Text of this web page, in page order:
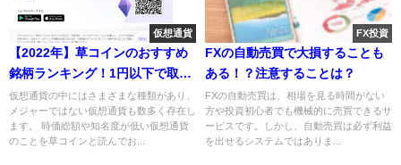
仮想通貨
【2022年】草コインのおすすめ
銘柄ランキング！1円以下で取引
できる仮想通貨や見つけ方を解
説
仮想通貨の中にはさまざまな種類があり、
メジャーではない仮想通貨も数多く存在し
ます。 時価総額や知名度が低い仮想通貨
のことを草コインと読んでお...
FX投資
FXの自動売買で大損することも
ある！？注意することは？
FXの自動売買は、相場を見る時間がない
方や投資初心者でも機械的に売買できるサ
ービスです。しかし、自動売買は必ず利益
を出せるシステムではありま...